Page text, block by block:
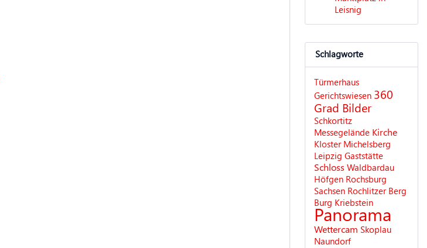
Leisnig
Schlagworte
Türmerhaus
Gerichtswiesen 360
Grad Bilder
Schkortitz
Messegelände Kirche
Kloster Michelsberg
Leipzig Gaststätte
Schloss Waldbardau
Höfgen Rochsburg
Sachsen Rochlitzer Berg
Burg Kriebstein
Panorama
Wettercam Skoplau
Naundorf